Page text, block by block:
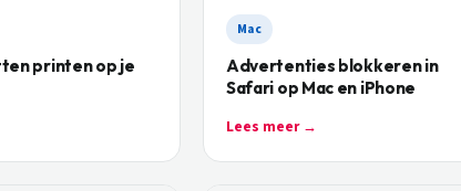
printen op je
Mac
Advertenties blokkeren in
Safari op Mac en iPhone
Lees meer →